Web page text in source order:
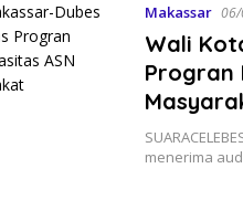
Makassar 06/
Wali
Progran
menerima